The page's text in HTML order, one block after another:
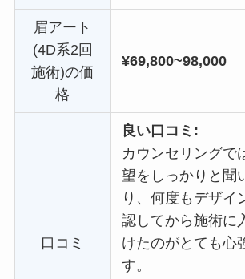
眉アート
(4D系2回
施術)の価
格
¥69,800~98,000
口コミ
良い口コミ:
カウンセリングで
望をしっかりと聞
り、何度もデザイ
認してから施術に
けたのがとても心
す。